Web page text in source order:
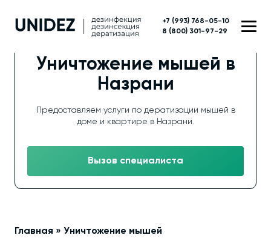
+7 (993) 768-05-10
8 (800) 301-97-29
Уничтожение мышей в
Назрани
Предоставляем услуги по дератизации мышей в
доме и квартире в Назрани.
Вызов специалиста
Главная » Уничтожение мышей